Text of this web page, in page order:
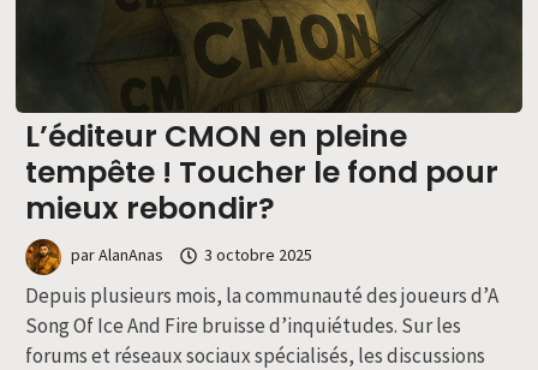
L’éditeur CMON en pleine
tempête ! Toucher le fond pour
mieux rebondir?
parAlanAnas 3 octobre 2025
Depuis plusieurs mois, la communauté des joueurs d’A
Song Of Ice And Fire bruisse d’inquiétudes. Sur les
forums et réseaux sociaux spécialisés, les discussions